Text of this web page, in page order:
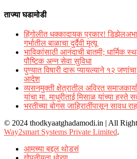
ताज्या घडामोडी
हिंगोलीत धक्कादायक प्रकार!
गर्भातील बाळाचा दुर्दैवी मृत्यू
भाविकांसाठी आनंदाची बातमी; धार्मिक
पौष्टिक अन्न सेवा सुविधा
पुण्यात विषारी दारू प्यायल्याने १२
आदेश
व्यसनमुक्ती क्षेत्रातील अविरत
यांचा मा. माधुरीताई मिसाळ यांच्या हस्ते
भरतीच्या बोगस जाहिरातींपासून सावध
© 2024 thodkyaatghadamodi.in | All
Way2smart Systems Private Limited.
आमच्या बद्दल थोडसं